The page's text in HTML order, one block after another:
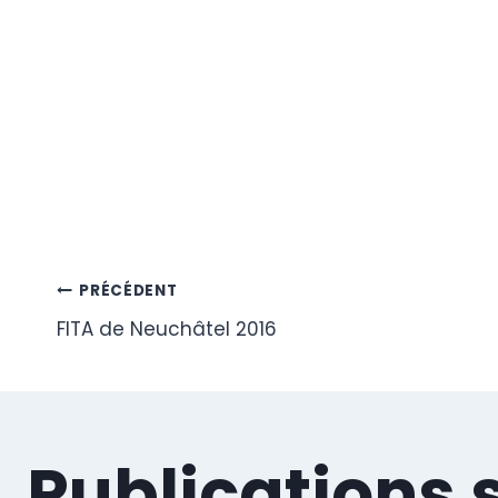
Navigation
l’article
PRÉCÉDENT
FITA de Neuchâtel 2016